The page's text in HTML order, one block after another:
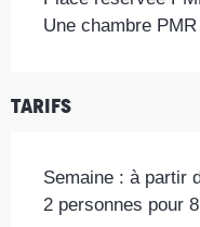
Une chambre PMR
Tarifs
Semaine : à partir
2 personnes pour